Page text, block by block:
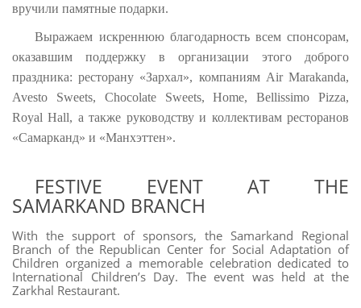
вручили памятные подарки.
Выражаем искреннюю благодарность всем спонсорам,
оказавшим поддержку в организации этого доброго
праздника: ресторану «Зархал», компаниям Air Marakanda,
Avesto Sweets, Chocolate Sweets, Home, Bellissimo Pizza,
Royal Hall, а также руководству и коллективам ресторанов
«Самарканд» и «Манхэттен».
FESTIVE EVENT AT THE
SAMARKAND BRANCH
With the support of sponsors, the Samarkand Regional
Branch of the Republican Center for Social Adaptation of
Children organized a memorable celebration dedicated to
International Children’s Day. The event was held at the
Zarkhal Restaurant.